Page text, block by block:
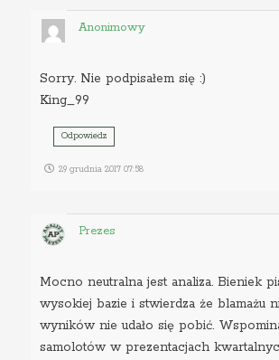
Anonimowy
Sorry. Nie podpisałem się :)
King_99
Odpowiedz
29 grudnia 2017 07:58
Prezes
Mocno neutralna jest analiza. Bieniek
wysokiej bazie i stwierdza że blamażu
wyników nie udało się pobić.
samolotów w prezentacjach